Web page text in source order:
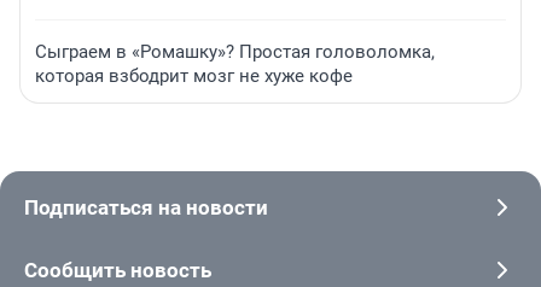
Сыграем в «Ромашку»? Простая головоломка,
которая взбодрит мозг не хуже кофе
Подписаться на новости
Сообщить новость